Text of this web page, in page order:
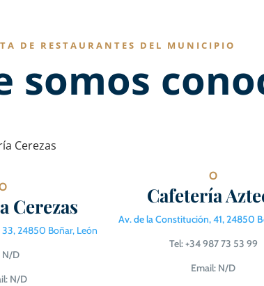
DE RESTAURANTES DEL MUNICIPIO
somos
Cerezas
24850 Boñar, León
N/D
N/D
O
Cafetería
Av. de la Constitución, 41, 24850
Tel: +34 987 73 53 99
Email: N/D